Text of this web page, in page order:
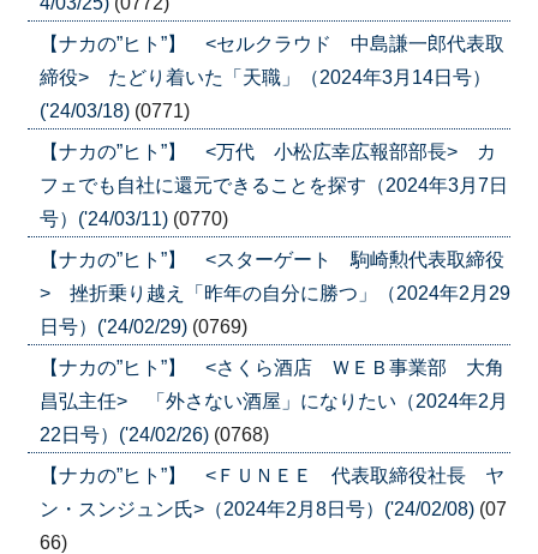
【ナカの”ヒト”】 <セルクラウド 中島謙一郎代表取
締役> たどり着いた「天職」（2024年3月14日号）
('24/03/18) (0771)
【ナカの”ヒト”】 <万代 小松広幸広報部部長> カ
フェでも自社に還元できることを探す（2024年3月7日
号）('24/03/11) (0770)
【ナカの”ヒト”】 <スターゲート 駒崎勲代表取締役
> 挫折乗り越え「昨年の自分に勝つ」（2024年2月29
日号）('24/02/29) (0769)
【ナカの”ヒト”】 <さくら酒店 ＷＥＢ事業部 大角
昌弘主任> 「外さない酒屋」になりたい（2024年2月
22日号）('24/02/26) (0768)
【ナカの”ヒト”】 <ＦＵＮＥＥ 代表取締役社長 ヤ
ン・スンジュン氏>（2024年2月8日号）('24/02/08) (07
66)